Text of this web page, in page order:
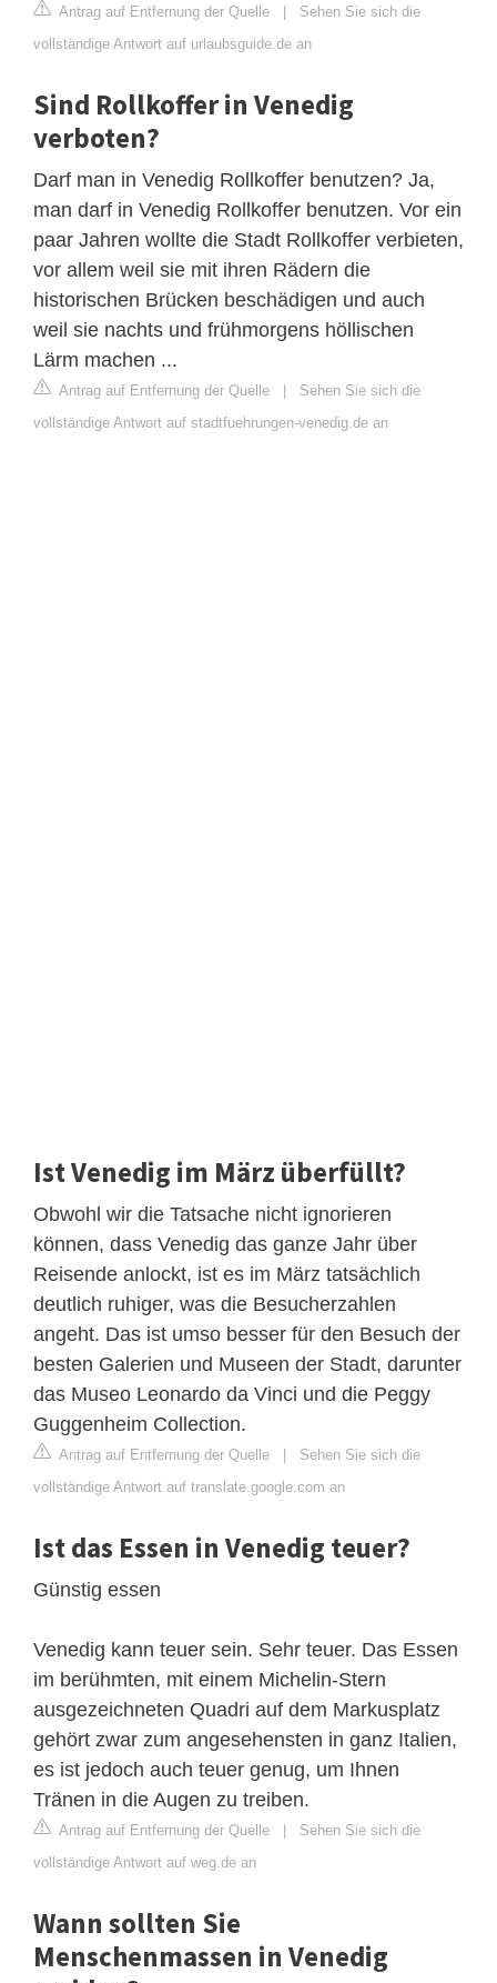
Antrag auf Entfernung der Quelle | Sehen Sie sich die
vollständige Antwort auf urlaubsguide.de an
Sind Rollkoffer in Venedig
verboten?
Darf man in Venedig Rollkoffer benutzen? Ja,
man darf in Venedig Rollkoffer benutzen. Vor ein
paar Jahren wollte die Stadt Rollkoffer verbieten,
vor allem weil sie mit ihren Rädern die
historischen Brücken beschädigen und auch
weil sie nachts und frühmorgens höllischen
Lärm machen ...
Antrag auf Entfernung der Quelle | Sehen Sie sich die
vollständige Antwort auf stadtfuehrungen-venedig.de an
Ist Venedig im März überfüllt?
Obwohl wir die Tatsache nicht ignorieren
können, dass Venedig das ganze Jahr über
Reisende anlockt, ist es im März tatsächlich
deutlich ruhiger, was die Besucherzahlen
angeht. Das ist umso besser für den Besuch der
besten Galerien und Museen der Stadt, darunter
das Museo Leonardo da Vinci und die Peggy
Guggenheim Collection.
Antrag auf Entfernung der Quelle | Sehen Sie sich die
vollständige Antwort auf translate.google.com an
Ist das Essen in Venedig teuer?
Günstig essen
Venedig kann teuer sein. Sehr teuer. Das Essen
im berühmten, mit einem Michelin-Stern
ausgezeichneten Quadri auf dem Markusplatz
gehört zwar zum angesehensten in ganz Italien,
es ist jedoch auch teuer genug, um Ihnen
Tränen in die Augen zu treiben.
Antrag auf Entfernung der Quelle | Sehen Sie sich die
vollständige Antwort auf weg.de an
Wann sollten Sie
Menschenmassen in Venedig